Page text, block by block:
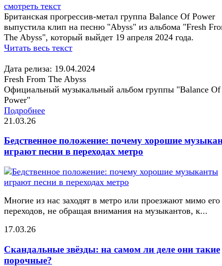
смотреть текст
Британская прогрессив-метал группа Balance Of Power
выпустила клип на песню "Abyss" из альбома "Fresh
The Abyss", который выйдет 19 апреля 2024 года.
Читать весь текст
Дата релиза: 19.04.2024
Fresh From The Abyss
Официальный музыкальный альбом группы "Balance Of
Power"
Подробнее
21.03.26
Бедственное положение: почему хорошие
играют песни в переходах метро
Многие из нас заходят в метро или проезжают мимо его
переходов, не обращая внимания на музыкантов, к...
17.03.26
Скандальные звёзды: на самом ли деле они такие
порочные?